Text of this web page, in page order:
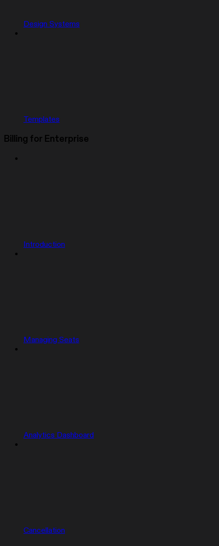
Design Systems
Templates
Billing for Enterprise
Introduction
Managing Seats
Analytics Dashboard
Cancellation